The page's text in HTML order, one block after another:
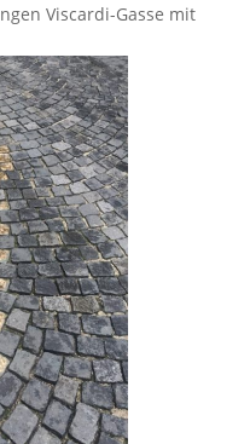
Viscardi-Gasse mit